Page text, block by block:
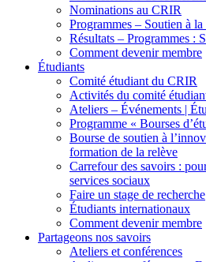
Nominations au CRIR
Programmes – Soutien à la
Résultats – Programmes :
Comment devenir membre
Étudiants
Comité étudiant du CRIR
Activités du comité
Ateliers – Événements |
Programme « Bourses
Bourse de soutien à
formation de la relève
Carrefour des savoirs :
services sociaux
Faire un stage de recherche
Étudiants internationaux
Comment devenir membre
Partageons nos savoirs
Ateliers et conférences